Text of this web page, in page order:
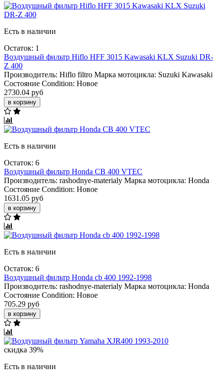
Есть в наличии
Остаток: 1
Воздушный фильтр Hiflo HFF 3015 Kawasaki KLX Suzuki DR-
Z 400
Производитель: Hiflo filtro Марка мотоцикла: Suzuki Kawasaki
Состояние Condition: Новое
2730.04 руб
в корзину
Есть в наличии
Остаток: 6
Воздушный фильтр Honda CB 400 VTEC
Производитель: rashodnye-materialy Марка мотоцикла: Honda
Состояние Condition: Новое
1631.05 руб
в корзину
Есть в наличии
Остаток: 6
Воздушный фильтр Honda cb 400 1992-1998
Производитель: rashodnye-materialy Марка мотоцикла: Honda
Состояние Condition: Новое
705.29 руб
в корзину
скидка 39%
Есть в наличии